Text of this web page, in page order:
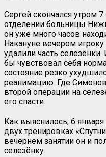
Сергей скончался утром
отделении больницы
он уже много часов
Накануне вечером
удалили часть
бы чувствовал себя
состояние резко
реанимацию. Где
второй операции на
его спасти.
Как выяснилось, 6
двух тренировках
вечернем занятии он и
селезёнку.